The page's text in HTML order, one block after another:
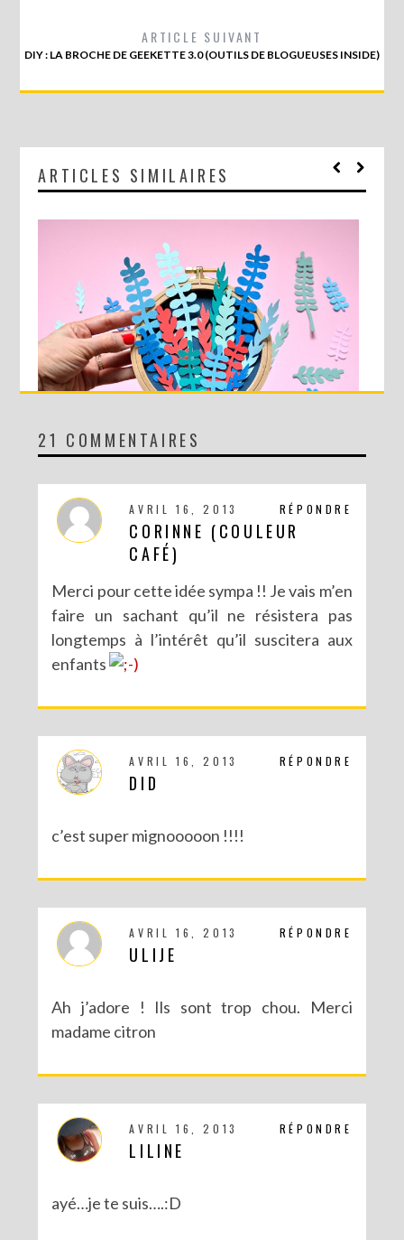
ARTICLE SUIVANT
DIY : LA BROCHE DE GEEKETTE 3.0 (OUTILS DE BLOGUEUSES INSIDE)
ARTICLES SIMILAIRES
DIY MA FORÊT DE PAPIER
DIY SAINT VALENTIN : UNE CARTE POP-UP QUI BRISE LA GLACE !
21 COMMENTAIRES
RÉPONDRE
AVRIL 16, 2013
CORINNE (COULEUR
CAFÉ)
Merci pour cette idée sympa !! Je vais m’en
faire un sachant qu’il ne résistera pas
longtemps à l’intérêt qu’il suscitera aux
enfants
RÉPONDRE
AVRIL 16, 2013
DID
c’est super mignooooon !!!!
RÉPONDRE
AVRIL 16, 2013
ULIJE
Ah j’adore ! Ils sont trop chou. Merci
madame citron
RÉPONDRE
AVRIL 16, 2013
LILINE
ayé…je te suis….:D